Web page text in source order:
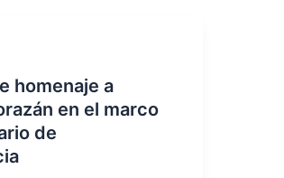
homenaje a
en el marco
de